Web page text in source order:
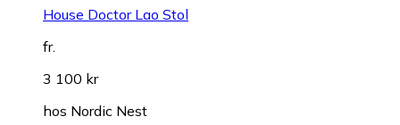
House Doctor Lao Stol
fr.
3 100 kr
hos Nordic Nest